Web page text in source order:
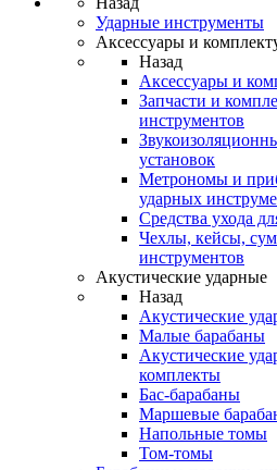
Ударные инструменты
Аксессуары и
Назад
Аксессуары и
Запчасти и
инструментов
установок
Метрономы и
ударных
Средства ухода
Чехлы, кейсы,
инструментов
Акустические ударные
Назад
Акустические
Mалые барабаны
Акустические
комплекты
Бас-барабаны
Маршевые
Напольные томы
Том-томы